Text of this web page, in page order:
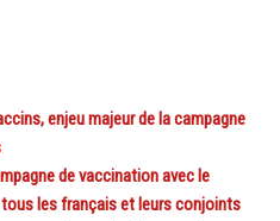
enjeu majeur de la campagne
de vaccination avec le
les français et leurs conjoints